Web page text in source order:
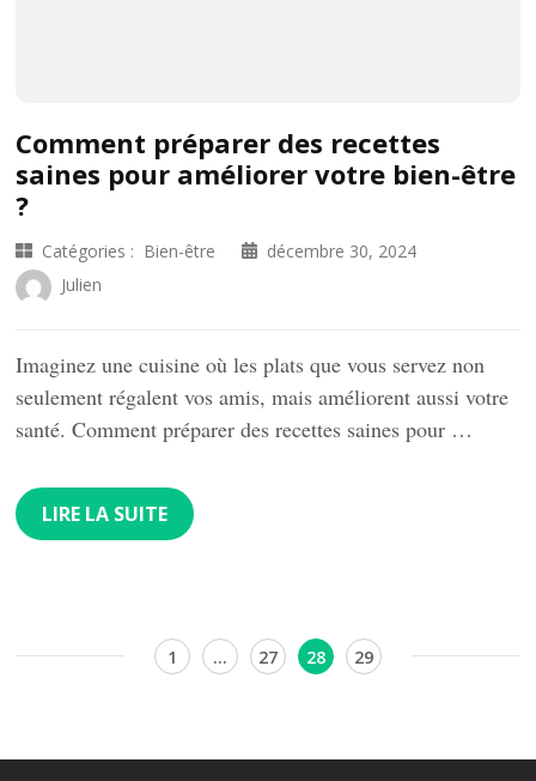
Comment préparer des recettes
saines pour améliorer votre bien-être
?
Catégories : Bien-être
décembre 30, 2024
Julien
Imaginez une cuisine où les plats que vous servez non
seulement régalent vos amis, mais améliorent aussi votre
santé. Comment préparer des recettes saines pour …
LIRE LA SUITE
Pagination
Page
1 … Page
27 Page
28 Page
29